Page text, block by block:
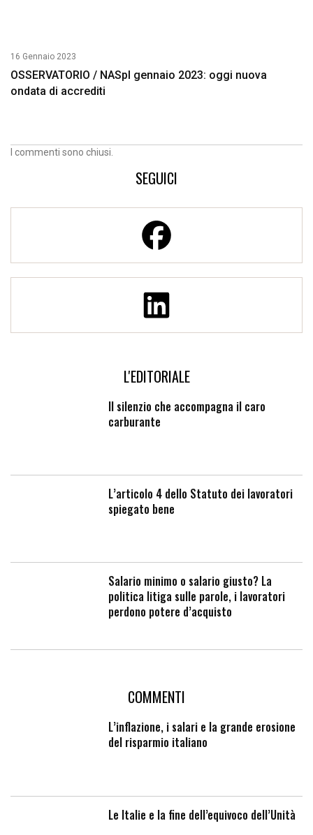
16 Gennaio 2023
OSSERVATORIO / NASpI gennaio 2023: oggi nuova
ondata di accrediti
I commenti sono chiusi.
SEGUICI
L'EDITORIALE
Il silenzio che accompagna il caro
carburante
L’articolo 4 dello Statuto dei lavoratori
spiegato bene
Salario minimo o salario giusto? La
politica litiga sulle parole, i lavoratori
perdono potere d’acquisto
COMMENTI
L’inflazione, i salari e la grande erosione
del risparmio italiano
Le Italie e la fine dell’equivoco dell’Unità